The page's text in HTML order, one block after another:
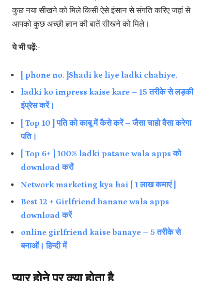
कुछ नया सीखने को मिले किसी ऐसे इंसान से संगति करिए जहां से
आपको कुछ अच्छी ज्ञान की बातें सीखने को मिले।
ये भी पढ़ें:-
[ phone no. ]Shadi ke liye ladki chahiye.
ladki ko impress kaise kare – 15 तरीके से लड़की
इंप्रेस करें।
[ Top 10 ] पति को काबू में कैसे करें – जैसा चाहो वैसा करेगा
पति।
[ Top 6+ ] 100% ladki patane wala apps को
download करों
Network marketing kya hai [ 1 लाख कमाएं ]
Best 12 + Girlfriend banane wala apps
download करें
online girlfriend kaise banaye – 5 तरीके से
बनाओं। हिन्दी में